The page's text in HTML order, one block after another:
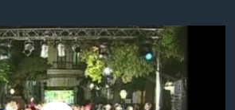
ບໍດີ ສະຫະລັດ 2024